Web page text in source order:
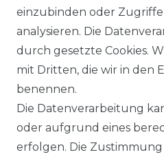
einzubinden oder
analysieren. Die
durch gesetzte Cookies.
mit Dritten, die wir in den
benennen.
Die Datenverarbeitung
oder aufgrund eines
erfolgen. Die